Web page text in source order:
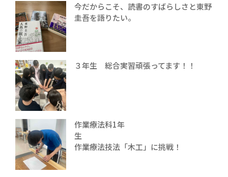
今だからこそ、読書のすばらしさと東野
圭吾を語りたい。
３年生 総合実習頑張ってます！！
作業療法科1年
生
作業療法技法「木工」に挑戦！